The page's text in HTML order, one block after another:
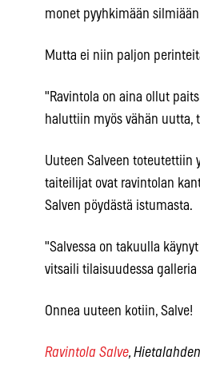
monet pyyhkimään
Mutta ei niin paljon
"Ravintola on aina ollut
haluttiin myös vähän uutta,
Uuteen Salveen toteutettiin
taiteilijat ovat ravintolan
Salven pöydästä istumasta.
"Salvessa on takuulla
vitsaili tilaisuudessa
Onnea uuteen kotiin, Salve!
Ravintola Salve,